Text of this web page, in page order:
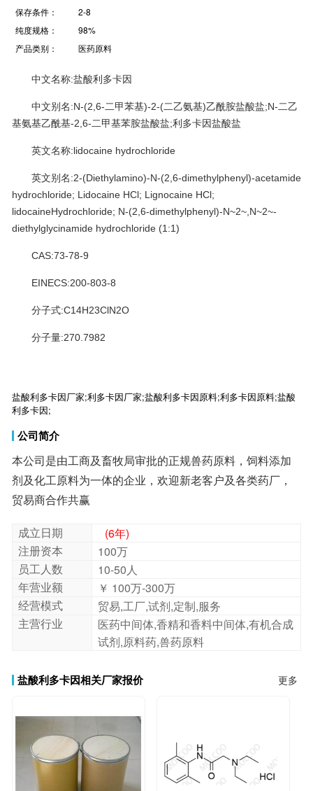
保存条件：
2-8
纯度规格：
98%
产品类别：
医药原料
中文名称:盐酸利多卡因
中文别名:N-(2,6-二甲苯基)-2-(二乙氨基)乙酰胺盐酸盐;N-二乙
基氨基乙酰基-2,6-二甲基苯胺盐酸盐;利多卡因盐酸盐
英文名称:lidocaine hydrochloride
英文别名:2-(Diethylamino)-N-(2,6-dimethylphenyl)-acetamide
hydrochloride; Lidocaine HCl; Lignocaine HCl;
lidocaineHydrochloride; N-(2,6-dimethylphenyl)-N~2~,N~2~-
diethylglycinamide hydrochloride (1:1)
CAS:73-78-9
EINECS:200-803-8
分子式:C14H23ClN2O
分子量:270.7982
盐酸利多卡因厂家;利多卡因厂家;盐酸利多卡因原料;利多卡因原料;盐酸
利多卡因;
公司简介
本公司是由工商及畜牧局审批的正规兽药原料，饲料添加
剂及化工原料为一体的企业，欢迎新老客户及各类药厂，
贸易商合作共赢
成立日期
(6年)
注册资本
100万
员工人数
10-50人
年营业额
￥ 100万-300万
经营模式
贸易,工厂,试剂,定制,服务
主营行业
医药中间体,香精和香料中间体,有机合成
试剂,原料药,兽药原料
盐酸利多卡因相关厂家报价 更多